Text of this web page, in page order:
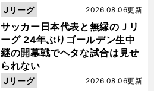
った
サッカー日本代表と無縁のＪリ
ーグ 24年ぶりゴールデン生中
継の開幕戦でヘタな試合は見せ
られない
2026.08.06更新
Jリーグ
2026.08.06更新
Jリーグ